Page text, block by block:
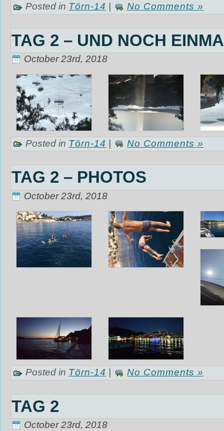
Posted in Törn-14 No Comments »
TAG 2 – UND NOCH
October 23rd, 2018
Posted in Törn-14 No Comments »
TAG 2 – PHOTOS
October 23rd, 2018
Posted in Törn-14 No Comments »
TAG 2
October 23rd, 2018